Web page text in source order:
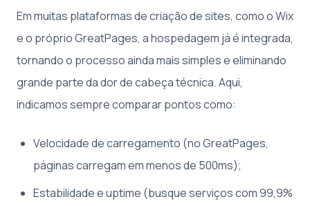
Em muitas plataformas de criação de sites, como o Wix
e o próprio GreatPages, a hospedagem já é integrada,
tornando o processo ainda mais simples e eliminando
grande parte da dor de cabeça técnica. Aqui,
indicamos sempre comparar pontos como:
Velocidade de carregamento (no GreatPages,
páginas carregam em menos de 500ms);
Estabilidade e uptime (busque serviços com 99,9%